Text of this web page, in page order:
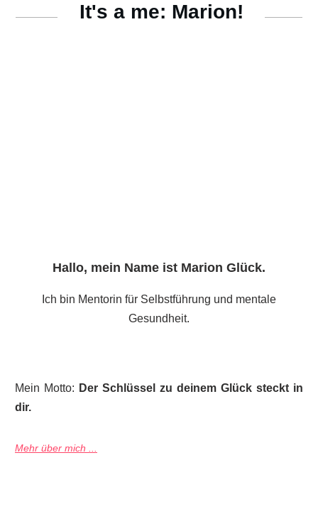
It's a me: Marion!
Hallo, mein Name ist Marion Glück.
Ich bin Mentorin für Selbstführung und mentale
Gesundheit.
Mein Motto: Der Schlüssel zu deinem Glück steckt in
dir.
Mehr über mich ...